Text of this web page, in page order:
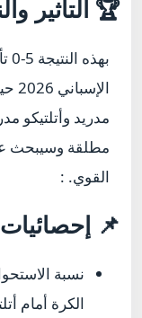
🏆 التأثير
مدريد وأتلتيكو
مطلقة وسيبحث
القوي. :
📌
نسبة
الكرة أمام